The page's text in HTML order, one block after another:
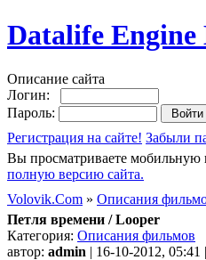
Datalife Engine
Описание сайта
Логин:
Пароль:
Регистрация на сайте! Забыли
Вы просматриваете мобильную
полную версию сайта.
Volovik.Com » Описания
Петля времени / Looper
Категория: Описания фильмов
автор: admin | 16-10-2012,